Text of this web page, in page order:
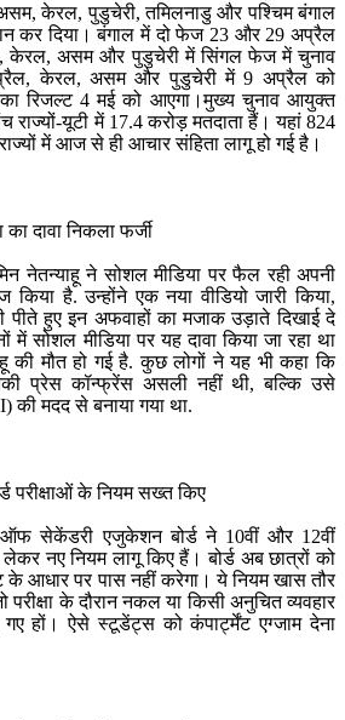
केरल, पुडुचेरी, तमिलनाडु और पश्चिम बंगाल
कर दिया। बंगाल में दो फेज 23 और 29 अप्रैल
केरल, असम और पुडुचेरी में सिंगल फेज में चुनाव
केरल, असम और पुडुचेरी में 9 अप्रैल को
का रिजल्ट 4 मई को आएगा।मुख्य चुनाव आयुक्त
राज्यों-यूटी में 17.4 करोड़ मतदाता हैं। यहां 824
में आज से ही आचार संहिता लागू हो गई है।
का दावा निकला फर्जी
नेतन्याहू ने सोशल मीडिया पर फैल रही अपनी
किया है. उन्होंने एक नया वीडियो जारी किया,
हुए इन अफवाहों का मजाक उड़ाते दिखाई दे
सोशल मीडिया पर यह दावा किया जा रहा था
की मौत हो गई है. कुछ लोगों ने यह भी कहा कि
प्रेस कॉन्फ्रेंस असली नहीं थी, बल्कि उसे
की मदद से बनाया गया था.
परीक्षाओं के नियम सख्त किए
ऑफ सेकेंडरी एजुकेशन बोर्ड ने 10वीं और 12वीं
लेकर नए नियम लागू किए हैं। बोर्ड अब छात्रों को
आधार पर पास नहीं करेगा। ये नियम खास तौर
के दौरान नकल या किसी अनुचित व्यवहार
हों। ऐसे स्टूडेंट्स को कंपार्ट्मेंट एग्जाम देना